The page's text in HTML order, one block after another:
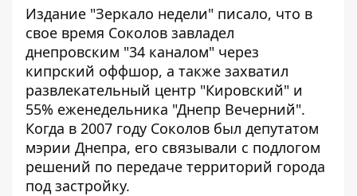
Издание "Зеркало недели" писало, что в
свое время Соколов завладел
днепровским "34 каналом" через
кипрский оффшор, а также захватил
развлекательный центр "Кировский" и
55% еженедельника "Днепр Вечерний".
Когда в 2007 году Соколов был депутатом
мэрии Днепра, его связывали с подлогом
решений по передаче территорий города
под застройку.